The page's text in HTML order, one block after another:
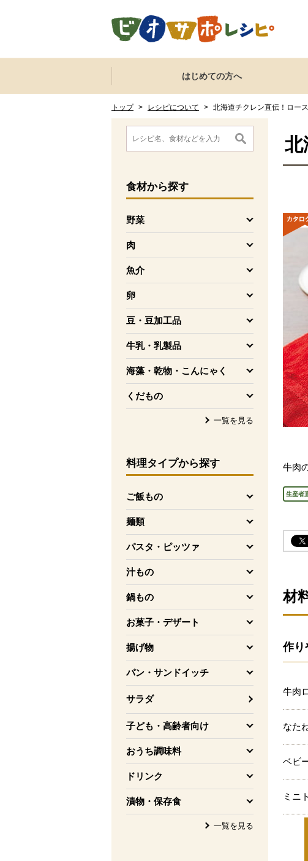
ここからサイト内共通メニューです。
サイト内共通メニューをスキップする
はじめての方へ
トップ > レシピについて > 北海道チクレン直伝！ロー
ここから消費材検索メニューです。
食材から探す
野菜
を開く
肉
を開く
魚介
を開く
卵
を開く
豆・豆加工品
を開く
牛乳・乳製品
を開く
海藻・乾物・こんにゃく
を開く
くだもの
を開く
一覧を見る
料理タイプから探す
ご飯もの
を開く
麺類
を開く
パスタ・ピッツァ
を開く
汁もの
を開く
鍋もの
を開く
お菓子・デザート
を開く
揚げ物
を開く
パン・サンドイッチ
を開く
サラダ
子ども・高齢者向け
を開く
おうち調味料
を開く
ドリンク
を開く
漬物・保存食
を開く
一覧を見る
消費材検索メニューここまで。
ここから本文です。
北
牛肉
生産者
材
作
牛肉
なた
ベビ
ミニ